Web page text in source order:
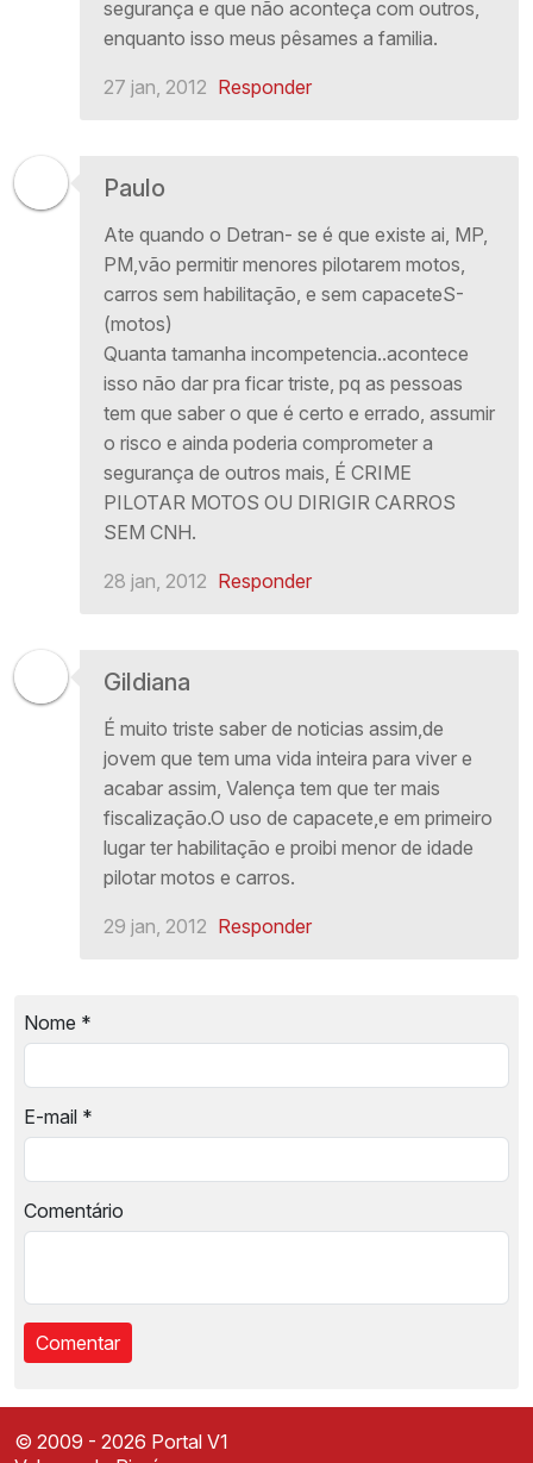
segurança e que não aconteça com outros,
enquanto isso meus pêsames a familia.
27 jan, 2012 Responder
Paulo
Ate quando o Detran- se é que existe ai, MP,
PM,vão permitir menores pilotarem motos,
carros sem habilitação, e sem capaceteS-
(motos)
Quanta tamanha incompetencia..acontece
isso não dar pra ficar triste, pq as pessoas
tem que saber o que é certo e errado, assumir
o risco e ainda poderia comprometer a
segurança de outros mais, É CRIME
PILOTAR MOTOS OU DIRIGIR CARROS
SEM CNH.
28 jan, 2012 Responder
Gildiana
É muito triste saber de noticias assim,de
jovem que tem uma vida inteira para viver e
acabar assim, Valença tem que ter mais
fiscalização.O uso de capacete,e em primeiro
lugar ter habilitação e proibi menor de idade
pilotar motos e carros.
29 jan, 2012 Responder
Nome *
E-mail *
Comentário
© 2009 - 2026 Portal V1